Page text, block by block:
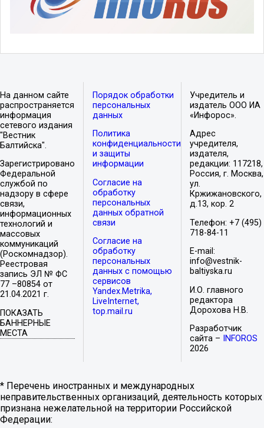
На данном сайте
распространяется
информация
сетевого издания
"Вестник
Балтийска".
Зарегистрировано
Федеральной
службой по
надзору в сфере
связи,
информационных
технологий и
массовых
коммуникаций
(Роскомнадзор).
Реестровая
запись ЭЛ № ФС
77 –80854 от
21.04.2021 г.
ПОКАЗАТЬ
БАННЕРНЫЕ
МЕСТА
Порядок обработки
персональных
данных
Политика
конфиденциальности
и защиты
информации
Согласие на
обработку
персональных
данных обратной
связи
Согласие на
обработку
персональных
данных с помощью
сервисов
Yandex.Metrika,
LiveInternet,
top.mail.ru
Учредитель и
издатель ООО ИА
«Инфорос».
Адрес
учредителя,
издателя,
редакции: 117218,
Россия, г. Москва,
ул.
Кржижановского,
д.13, кор. 2
Телефон: +7 (495)
718-84-11
E-mail:
info@vestnik-
baltiyska.ru
И.О. главного
редактора
Дорохова Н.В.
Разработчик
сайта –
INFOROS
2026
* Перечень иностранных и международных
неправительственных организаций, деятельность которых
признана нежелательной на территории Российской
Федерации: